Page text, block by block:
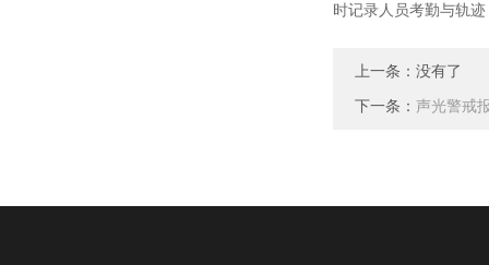
时记录人员考勤与轨
上一条：没有了
下一条： 声光警戒